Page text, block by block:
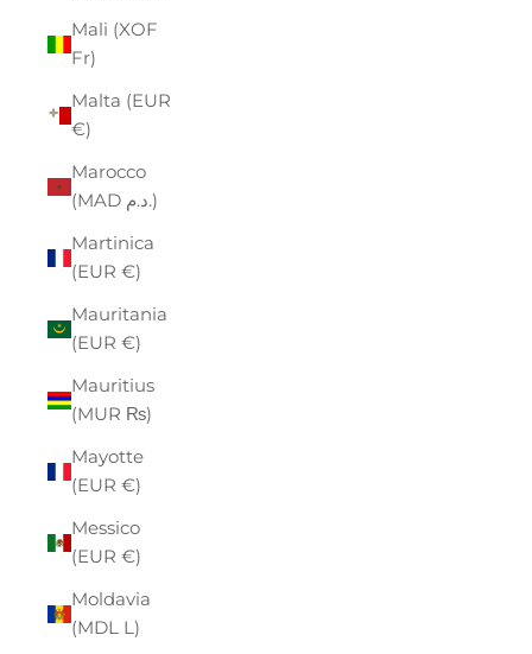
Mali (XOF
Fr)
Malta (EUR
€)
Marocco
(MAD د.م.)
Martinica
(EUR €)
Mauritania
(EUR €)
Mauritius
(MUR ₨)
Mayotte
(EUR €)
Messico
(EUR €)
Moldavia
(MDL L)